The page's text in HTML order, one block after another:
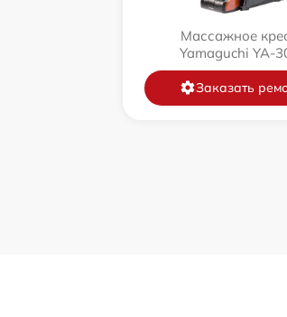
Массажное
Yamaguchi YA-
Заказать